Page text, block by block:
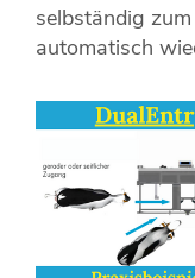
selbständig
automatisch